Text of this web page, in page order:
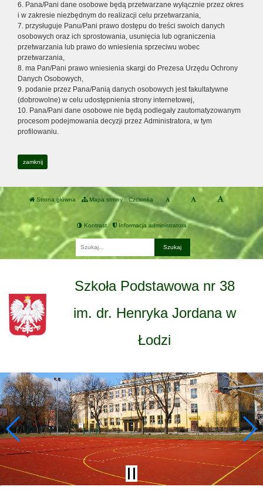
6. Pana/Pani dane osobowe będą przetwarzane wyłącznie przez okres
i w zakresie niezbędnym do realizacji celu przetwarzania,
7. przysługuje Panu/Pani prawo dostępu do treści swoich danych
osobowych oraz ich sprostowania, usunięcia lub ograniczenia
przetwarzania lub prawo do wniesienia sprzeciwu wobec
przetwarzania,
8. ma Pan/Pani prawo wniesienia skargi do Prezesa Urzędu Ochrony
Danych Osobowych,
9. podanie przez Pana/Panią danych osobowych jest fakultatywne
(dobrowolne) w celu udostępnienia strony internetowej,
10. Pana/Pani dane osobowe nie będą podlegały zautomatyzowanym
procesom podejmowania decyzji przez Administratora, w tym
profilowaniu.
zamknij
Strona główna Mapa strony Czcionka
Kontrast Informacja administratora
Szkoła Podstawowa nr 38
im. dr. Henryka Jordana w
Łodzi